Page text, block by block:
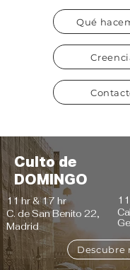
Qué
Culto de
DOMINGO
11 hr & 17 hr
C. de San Benito 22,
Madrid
Descubre